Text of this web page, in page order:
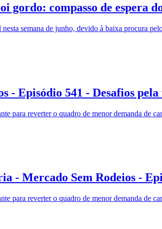
gordo: compasso de espera
semana de junho, devido à baixa procura
- Episódio 541 - Desafios
para reverter o quadro de menor demanda de
- Mercado Sem Rodeios -
para reverter o quadro de menor demanda de